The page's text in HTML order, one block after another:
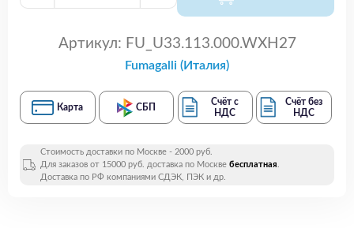
Артикул: FU_U33.113.000.WXH27
Fumagalli (Италия)
Карта СБП
Счёт с
НДС
Счёт без
НДС
Стоимость доставки по Москве - 2000 руб.
Для заказов от 15000 руб. доставка по Москве бесплатная.
Доставка по РФ компаниями СДЭК, ПЭК и др.